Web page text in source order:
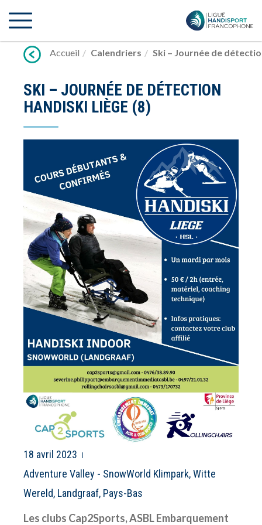
vers
Accueil
Calendriers Ski – Journée de
SKI – JOURNÉE DE DÉTECTION
HANDISKI LIÈGE (8)
18 avril 2023
Adventure Valley - SnowWorld Klimpark, Witte
Wereld, Landgraaf, Pays-Bas
Les clubs Cap2Sports, ASBL Embarquement